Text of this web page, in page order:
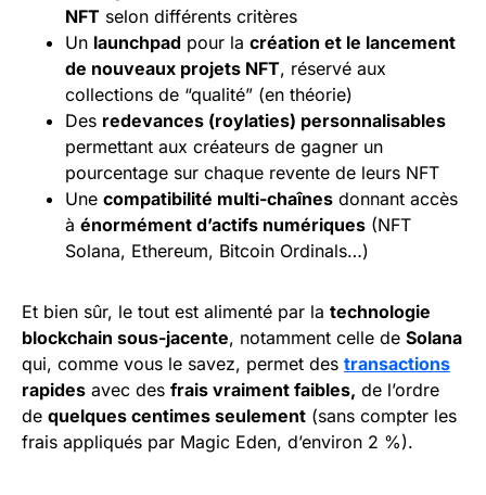
NFT selon différents critères
Un launchpad pour la création et le lancement
de nouveaux projets NFT, réservé aux
collections de “qualité” (en théorie)
Des redevances (roylaties) personnalisables
permettant aux créateurs de gagner un
pourcentage sur chaque revente de leurs NFT
Une compatibilité multi-chaînes donnant accès
à énormément d’actifs numériques (NFT
Solana, Ethereum, Bitcoin Ordinals…)
Et bien sûr, le tout est alimenté par la technologie
blockchain sous-jacente, notamment celle de Solana
qui, comme vous le savez, permet des transactions
rapides avec des frais vraiment faibles, de l’ordre
de quelques centimes seulement (sans compter les
frais appliqués par Magic Eden, d’environ 2 %).